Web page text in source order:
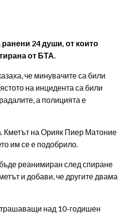
24 души, от които
от БТА.
че минувачите са били
на инцидента са били
а полицията е
Кметът на Орияк Пиер Матоние
им се е подобрило.
реанимиран след спиране
и добави, че другите двама
над 10-годишен